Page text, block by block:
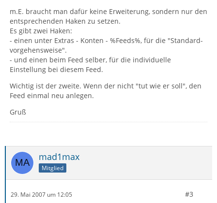
m.E. braucht man dafür keine Erweiterung, sondern nur den
entsprechenden Haken zu setzen.
Es gibt zwei Haken:
- einen unter Extras - Konten - %Feeds%, für die "Standard-
vorgehensweise".
- und einen beim Feed selber, für die individuelle
Einstellung bei diesem Feed.
Wichtig ist der zweite. Wenn der nicht "tut wie er soll", den
Feed einmal neu anlegen.
Gruß
mad1max
Mitglied
29. Mai 2007 um 12:05 #3